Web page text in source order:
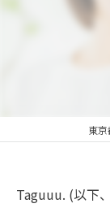
東
Taguuu. (以下